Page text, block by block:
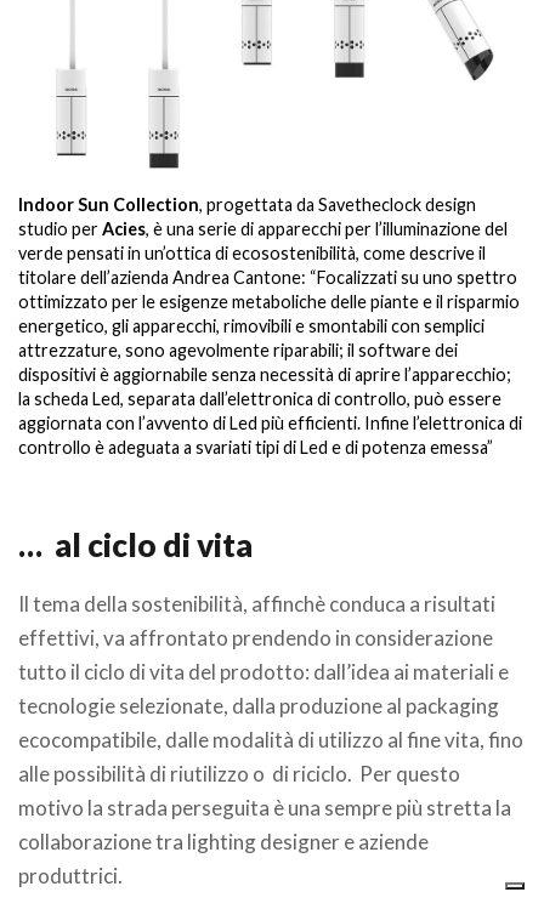
Indoor Sun Collection, progettata da Savetheclock design
studio perAcies, è una serie di apparecchi per l’illuminazione del
verde pensati in un’ottica di ecosostenibilità, come descrive il
titolare dell’azienda Andrea Cantone: “Focalizzati su uno spettro
ottimizzato per le esigenze metaboliche delle piante e il risparmio
energetico, gli apparecchi, rimovibili e smontabili con semplici
attrezzature, sono agevolmente riparabili; il software dei
dispositivi è aggiornabile senza necessità di aprire l’apparecchio;
la scheda Led, separata dall’elettronica di controllo, può essere
aggiornata con l’avvento di Led più efficienti. Infine l’elettronica di
controllo è adeguata a svariati tipi di Led e di potenza emessa”
… al ciclo di vita
Il tema della sostenibilità, affinchè conduca a risultati
effettivi, va affrontato prendendo in considerazione
tutto il ciclo di vita del prodotto: dall’idea ai materiali e
tecnologie selezionate, dalla produzione al packaging
ecocompatibile, dalle modalità di utilizzo al fine vita, fino
alle possibilità di riutilizzo o di riciclo. Per questo
motivo la strada perseguita è una sempre più stretta la
collaborazione tra lighting designer e aziende
produttrici.